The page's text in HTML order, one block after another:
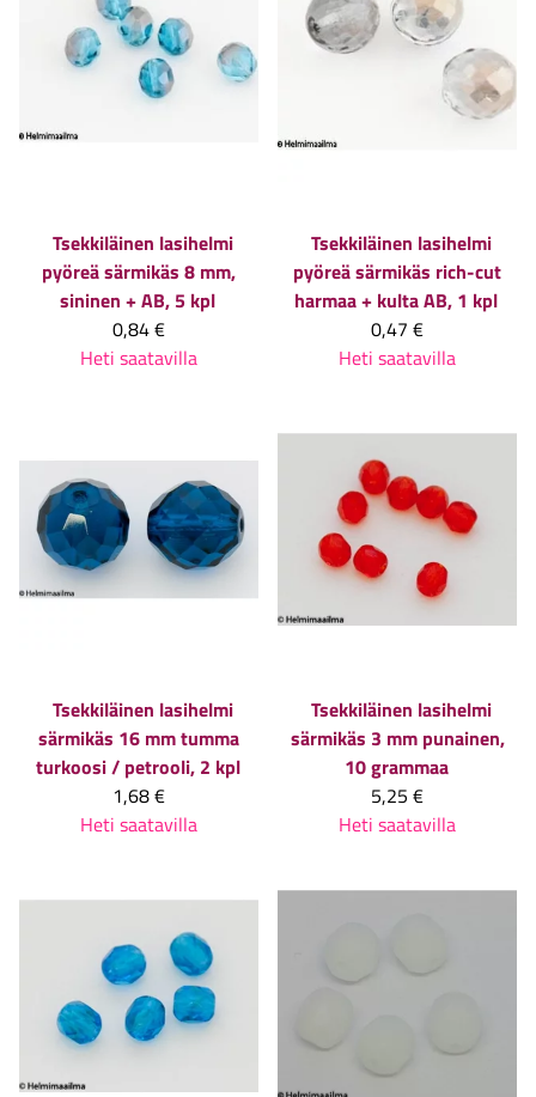
Tsekkiläinen lasihelmi
pyöreä särmikäs 8 mm,
sininen + AB, 5 kpl
0,84 €
Heti saatavilla
Tsekkiläinen lasihelmi
pyöreä särmikäs rich-cut
harmaa + kulta AB, 1 kpl
0,47 €
Heti saatavilla
Tsekkiläinen lasihelmi
särmikäs 16 mm tumma
turkoosi / petrooli, 2 kpl
1,68 €
Heti saatavilla
Tsekkiläinen lasihelmi
särmikäs 3 mm punainen,
10 grammaa
5,25 €
Heti saatavilla